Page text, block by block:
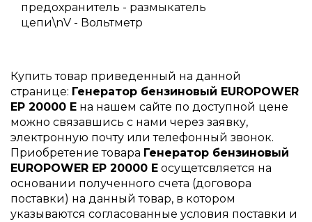
предохранитель - размыкатель
цепи\nV - Вольтметр
Купить товар приведенный на данной
странице: Генератор бензиновый EUROPOWER
EP 20000 E на нашем сайте по доступной цене
можно связавшись с нами через заявку,
электронную почту или телефонный звонок.
Приобретение товара Генератор бензиновый
EUROPOWER EP 20000 E осущетсвляется на
основании полученного счета (договора
поставки) на данный товар, в котором
указываются согласованные условия поставки и